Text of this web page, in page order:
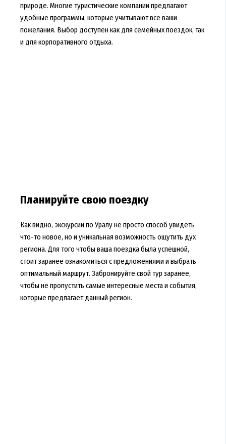
природе. Многие туристические компании предлагают
удобные программы, которые учитывают все ваши
пожелания. Выбор доступен как для семейных поездок, так
и для корпоративного отдыха.
Планируйте свою поездку
Как видно, экскурсии по Уралу не просто способ увидеть
что-то новое, но и уникальная возможность ощутить дух
региона. Для того чтобы ваша поездка была успешной,
стоит заранее ознакомиться с предложениями и выбрать
оптимальный маршрут. Забронируйте свой тур заранее,
чтобы не пропустить самые интересные места и события,
которые предлагает данный регион.